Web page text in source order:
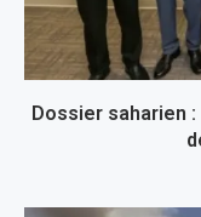
Dossier saharien